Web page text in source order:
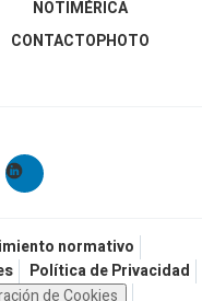
NOTIMÉRICA
CONTACTOPHOTO
normativo
Política de Privacidad
de Cookies